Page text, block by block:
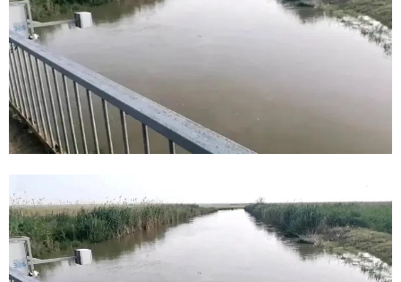
N
U